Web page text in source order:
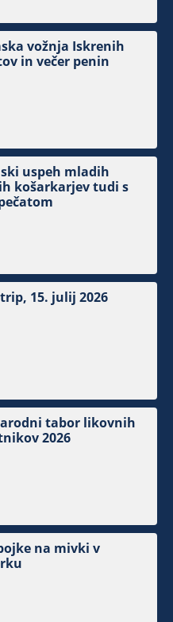
vožnja Iskrenih
in večer penin
uspeh mladih
košarkarjev tudi s
15. julij 2026
tabor likovnih
2026
na mivki v